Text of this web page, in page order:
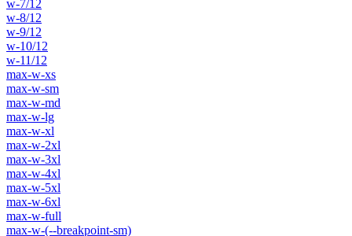
w-7/12
w-8/12
w-9/12
w-10/12
w-11/12
max-w-xs
max-w-sm
max-w-md
max-w-lg
max-w-xl
max-w-2xl
max-w-3xl
max-w-4xl
max-w-5xl
max-w-6xl
max-w-full
max-w-(--breakpoint-sm)